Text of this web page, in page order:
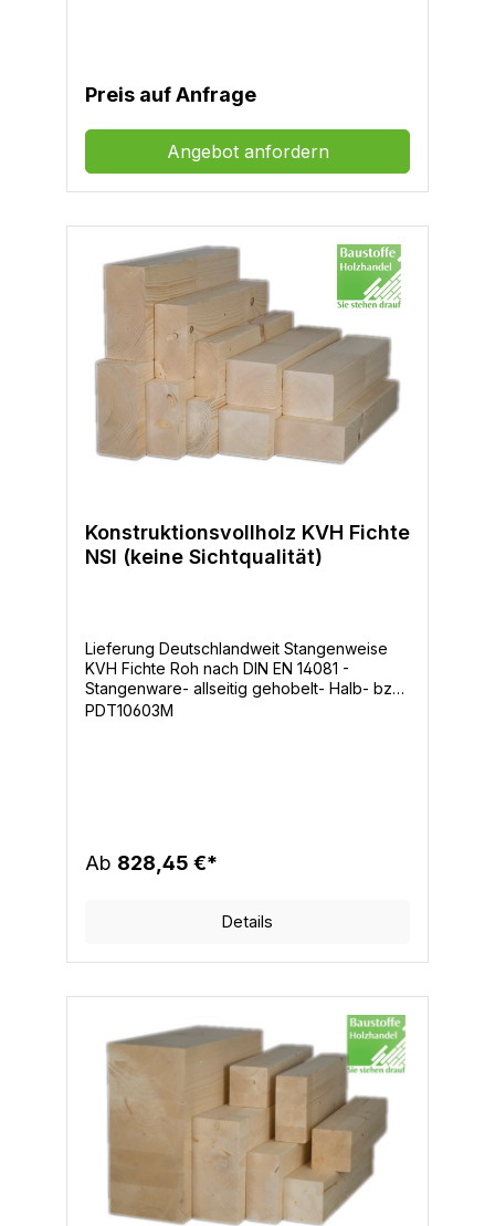
Preis auf Anfrage
Angebot anfordern
Konstruktionsvollholz KVH Fichte
NSI (keine Sichtqualität)
Lieferung Deutschlandweit Stangenweise
KVH Fichte Roh nach DIN EN 14081 -
Stangenware- allseitig gehobelt- Halb- bzw.
Kreuzhölzer, Kanten leicht gefast- KD
PDT10603M
Ab 828,45 €*
Details